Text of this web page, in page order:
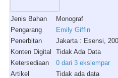
Jenis Bahan
Monograf
Pengarang
Emily Giffin
Penerbitan
Jakarta : Esensi,
Konten Digital
Tidak Ada Data
Ketersediaan
0 dari 3 ekslempar
Artikel
Tidak ada data